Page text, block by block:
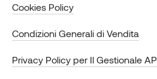
Cookies Policy
Condizioni Generali di Vendita
Privacy Policy per Il Gestionale AP